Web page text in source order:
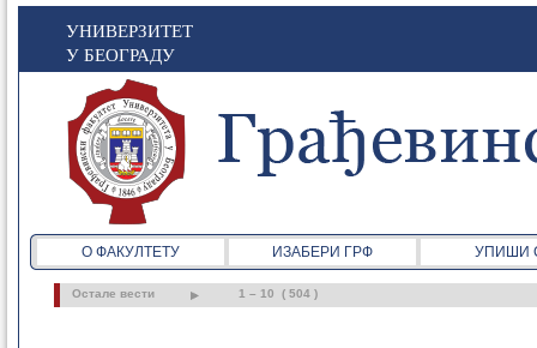
УНИВЕРЗИТЕТ
У БЕОГРАДУ
О ФАКУЛТЕТУ ИЗАБЕРИ ГРФ УПИШИ
Остале вести 1 – 10 ( 504 )